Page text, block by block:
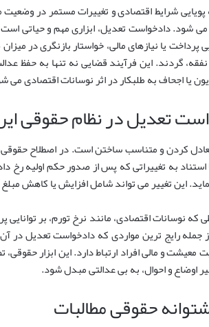
پویایی شرایط اقتصادی و تغییرات مستمر در
شود. دادخواست تعدیل، ابزاری مهم و حیاتی
پرداخت یا نیازهای مالی، خواستار بازنگری در
نفقه، گردند. این فرآیند قضایی نه تنها به حفظ
یا اجحاف به طلبکار در اثر نوسانات اقتصادی می
تعدیل در نظام حقوقی
کردن و متناسب ساختن است. در اصطلاح
به تغییراتی که پس از صدور حکم اولیه رخ
این تغییر می تواند شامل افزایش یا کاهش
که نوسانات اقتصادی، مانند نرخ تورم، بر
جمله رایج ترین مواردی که دادخواست تعدیل در
و مالی افراد ارتباط دارد. این ابزار
اوضاع و احوال، به بی عدالتی مبدل شود.
حقوقی مطالبات